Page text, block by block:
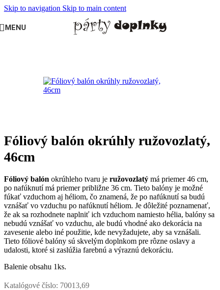
Skip to navigation Skip to main content
MENU
Fóliové balóny veľké
Fóliový balón okrúhly ružovozlatý,
46cm
Fóliový balón okrúhleho tvaru je ružovozlatý má priemer 46 cm,
po nafúknutí má priemer približne 36 cm. Tieto balóny je možné
fúkať vzduchom aj héliom, čo znamená, že po nafúknutí sa budú
vznášať vo vzduchu po nafúknutí héliom. Je dôležité poznamenať,
že ak sa rozhodnete naplniť ich vzduchom namiesto hélia, balóny sa
nebudú vznášať vo vzduchu, ale budú vhodné ako dekorácia na
zavesenie alebo iné použitie, kde nevyžadujete, aby sa vznášali.
Tieto fóliové balóny sú skvelým doplnkom pre rôzne oslavy a
udalosti, ktoré si zaslúžia farebnú a výraznú dekoráciu.
Balenie obsahu 1ks.
Katalógové číslo: 70013,69